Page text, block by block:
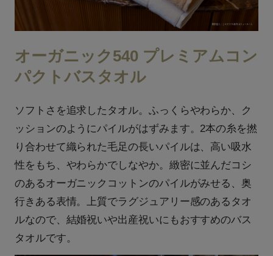
オーガニック540 プレミアムコン
パクトバスタオル
ソフトさを追求したタオル。ふっくらやわらか、ク
ッションのようにパイルがはずみます。2本の糸を撚
り合わせて織られた毛足の長いパイルは、高い吸水
性をもち、やわらかでしなやか。緻密に並んだコシ
のあるオーガニックコットンのパイルがみせる、奥
行きある表情。上質でラグジュアリー感のあるタオ
ルなので、結婚祝いや出産祝いにもおすすめのバス
タオルです。